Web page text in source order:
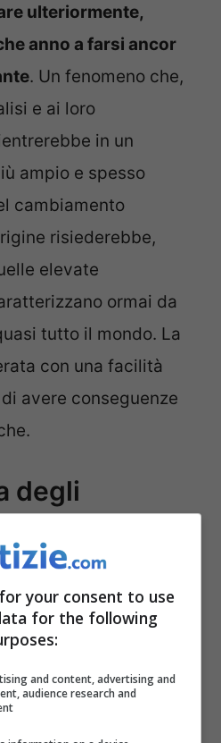
ulteriormente,
anno a farsi ancor
. Un fenomeno che,
e ai loro
in un
ampio e spesso
cambiamento
risiederebbe,
elevate
ormai da
tutto il mondo. La
con una facilità
avere conseguenze
degli
delle Scienze, i
che circa il
terrestre mondiale
della variabilità
your consent to use
for the following
and content, advertising and
audience research and